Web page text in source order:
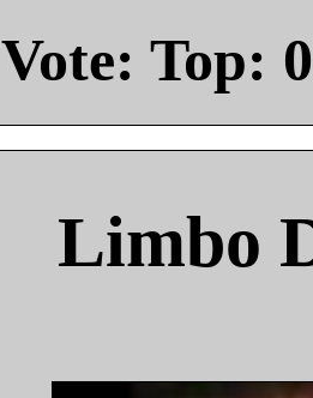
Vote: Top: 0
Limbo